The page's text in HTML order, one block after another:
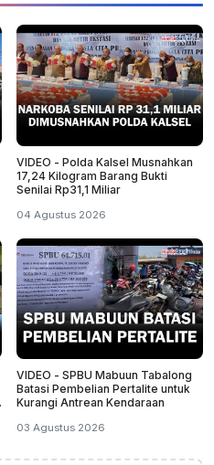
VIDEO - Polda Kalsel Musnahkan
17,24 Kilogram Barang Bukti
Senilai Rp31,1 Miliar
04 Agustus 2026
VIDEO - SPBU Mabuun Tabalong
Batasi Pembelian Pertalite untuk
Kurangi Antrean Kendaraan
03 Agustus 2026